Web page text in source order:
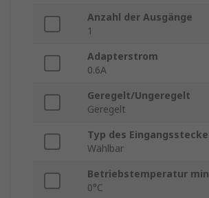
Anzahl der Ausgänge
1
Adapterstrom
0.6A
Geregelt/Ungeregelt
Geregelt
Typ des
Wählbar
Betriebstemperatur
0°C